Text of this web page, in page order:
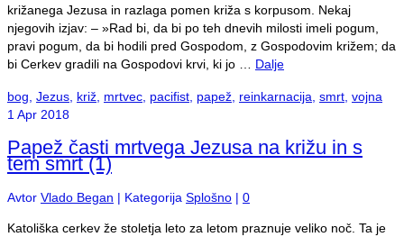
križanega Jezusa in razlaga pomen križa s korpusom. Nekaj
njegovih izjav: – »Rad bi, da bi po teh dnevih milosti imeli pogum,
pravi pogum, da bi hodili pred Gospodom, z Gospodovim križem; da
bi Cerkev gradili na Gospodovi krvi, ki jo … Dalje
bog Jezus križ mrtvec pacifist papež reinkarnacija smrt vojna
1 Apr 2018
Papež časti mrtvega Jezusa na križu in s
tem smrt (1)
Avtor Vlado Began | Kategorija Splošno | 0
Katoliška cerkev že stoletja leto za letom praznuje veliko noč. Ta je